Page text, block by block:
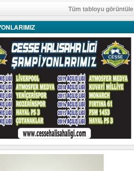
Tüm tabloyu görüntüle